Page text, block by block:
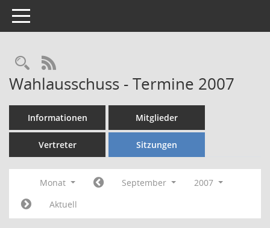
Toggle navigation
Rechercheauswahl
RSS-Feed
Wahlausschuss - Termine 2007
Informationen Mitglieder
Vertreter Sitzungen
Monat September
2007
Aktuell